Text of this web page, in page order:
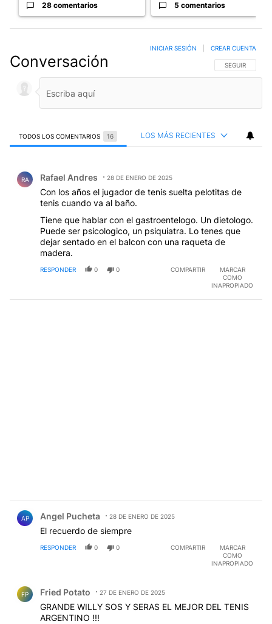
28 comentarios 5 comentarios
Conversación SIGA ESTA
SEGUIR
INICIAR SESIÓN CREAR CUENTA
TODOS LOS COMENTARIOS 16 LOS MÁS RECIENTES
RA Rafael Andres 28 DE ENERO DE 2025
Con los años el jugador de tenis suelta pelotitas de
tenis cuando va al baño.
Tiene que hablar con el gastroentelogo. Un dietologo.
Puede ser psicologico, un psiquiatra. Lo tenes que
dejar sentado en el balcon con una raqueta de
madera.
RESPONDER 0 0 COMPARTIR
MARCAR
COMO
INAPROPIADO
AP Angel Pucheta 28 DE ENERO DE 2025
El recuerdo de siempre
RESPONDER 0 0 COMPARTIR
MARCAR
COMO
INAPROPIADO
FP Fried Potato 27 DE ENERO DE 2025
GRANDE WILLY SOS Y SERAS EL MEJOR DEL TENIS
ARGENTINO !!!